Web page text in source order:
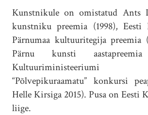
Kunstnikule on omistatud Ants
kunstniku preemia (1998), Eesti
Pärnumaa kultuuritegija preemia
Pärnu kunsti
Kultuuriministeeriumi
“Põlvepikuraamatu” konkursi
Helle Kirsiga 2015). Pusa on Eesti
liige.